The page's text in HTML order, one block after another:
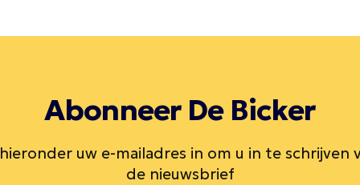
Abonneer De Bicker
uw e-mailadres in om u in te schrijven
de nieuwsbrief